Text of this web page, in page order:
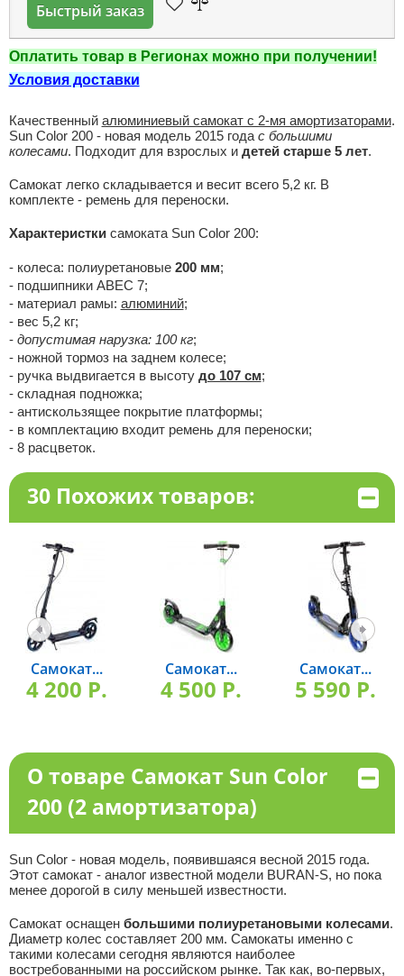
Быстрый заказ
Оплатить товар в Регионах можно при получении!
Условия доставки
Качественный алюминиевый самокат с 2-мя амортизаторами.
Sun Color 200 - новая модель 2015 года с большими
колесами. Подходит для взрослых и детей старше 5 лет.
Самокат легко складывается и весит всего 5,2 кг. В
комплекте - ремень для переноски.
Характеристкисамоката Sun Color 200:
- колеса: полиуретановые 200 мм;
- подшипники ABEC 7;
- материал рамы: алюминий;
- вес 5,2 кг;
- допустимая нарузка: 100 кг;
- ножной тормоз на заднем колесе;
- ручка выдвигается в высоту до 107 см;
- складная подножка;
- антискользящее покрытие платформы;
- в комплектацию входит ремень для переноски;
- 8 расцветок.
30 Похожих товаров:
Самокат...
4 200 P.
Самокат...
4 500 P.
Самокат...
5 590 P.
О товаре Самокат Sun Color
200 (2 амортизатора)
Sun Color - новая модель, появившаяся весной 2015 года.
Этот самокат - аналог известной модели BURAN-S, но пока
менее дорогой в силу меньшей известности.
Самокат оснащен большими полиуретановыми колесами.
Диаметр колес составляет 200 мм. Самокаты именно с
такими колесами сегодня являются наиболее
востребованными на российском рынке. Так как, во-первых,